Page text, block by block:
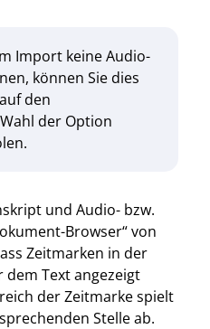
Import keine Audio-
können Sie dies
den
der Option
und Audio- bzw.
Browser“ von
Zeitmarken in der
Text angezeigt
der Zeitmarke spielt
Stelle ab.